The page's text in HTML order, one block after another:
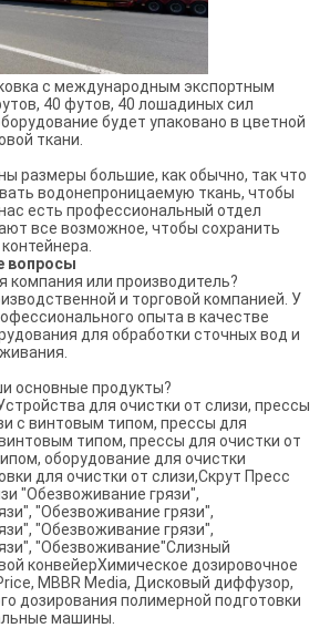
с международным экспортным
40 футов, 40 лошадиных сил
будет упаковано в цветной
ткани.
размеры большие, как обычно, так что
водонепроницаемую ткань, чтобы
есть профессиональный отдел
все возможное, чтобы сохранить
вопросы
компания или производитель?
и торговой компанией. У
опыта в качестве
для обработки сточных вод и
основные продукты?
для очистки от слизи, прессы
с винтовым типом, прессы для
типом, прессы для очистки от
оборудование для очистки
для очистки от слизи,Скрут Пресс
"Обезвоживание грязи",
"Обезвоживание грязи",
"Обезвоживание грязи",
"Обезвоживание"Слизный
конвейерХимическое дозировочное
MBBR Media, Дисковый диффузор,
дозирования полимерной подготовки
машины.